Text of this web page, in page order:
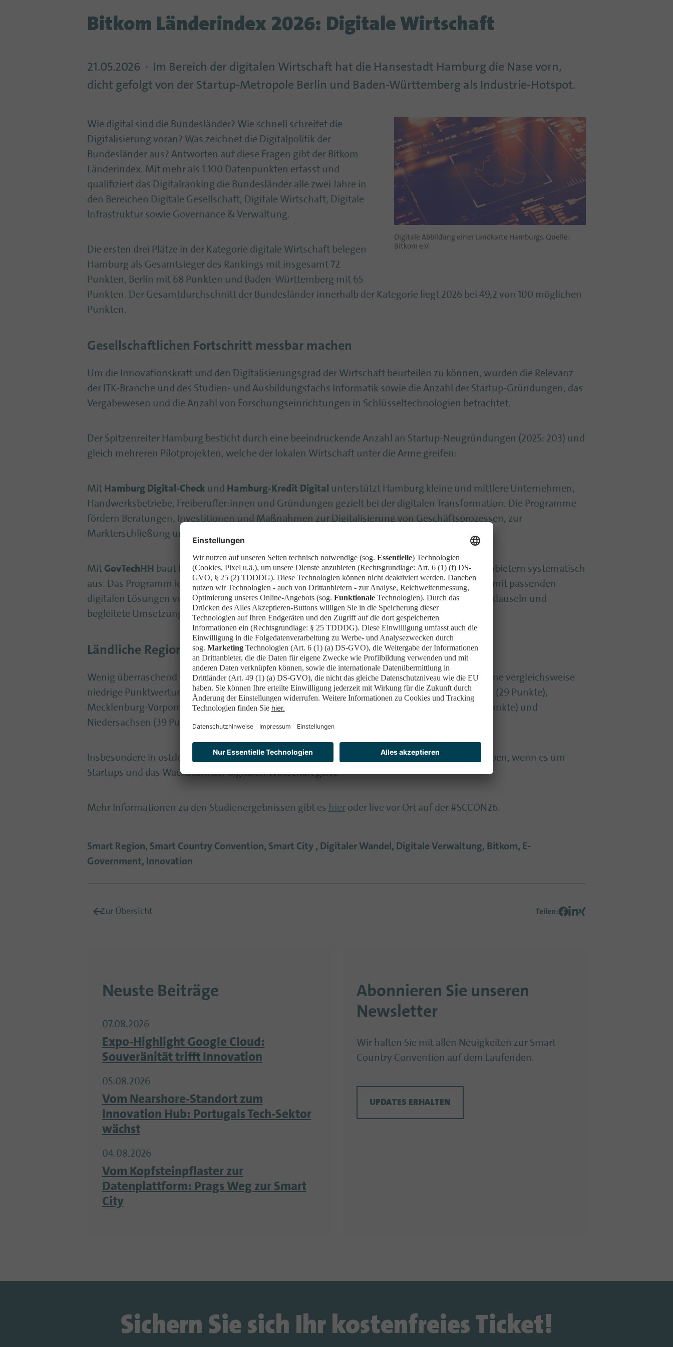
Bitkom Länderindex 2026: Digitale Wirtschaft
21.05.2026
Im Bereich der digitalen Wirtschaft hat die Hansestadt Hamburg die Nase vorn,
dicht gefolgt von der Startup-Metropole Berlin und Baden-Württemberg als Industrie-Hotspot.
Digitale Abbildung einer Landkarte Hamburgs. Quelle:
Bitkom e.V.
Wie digital sind die Bundesländer? Wie schnell schreitet die
Digitalisierung voran? Was zeichnet die Digitalpolitik der
Bundesländer aus? Antworten auf diese Fragen gibt der Bitkom
Länderindex. Mit mehr als 1.100 Datenpunkten erfasst und
qualifiziert das Digitalranking die Bundesländer alle zwei Jahre in
den Bereichen Digitale Gesellschaft, Digitale Wirtschaft, Digitale
Infrastruktur sowie Governance & Verwaltung.
Die ersten drei Plätze in der Kategorie digitale Wirtschaft belegen
Hamburg als Gesamtsieger des Rankings mit insgesamt 72
Punkten, Berlin mit 68 Punkten und Baden-Württemberg mit 65
Punkten. Der Gesamtdurchschnitt der Bundesländer innerhalb der Kategorie liegt 2026 bei 49,2 von 100 möglichen
Punkten.
Gesellschaftlichen Fortschritt messbar machen
Um die Innovationskraft und den Digitalisierungsgrad der Wirtschaft beurteilen zu können, wurden die Relevanz
der ITK-Branche und des Studien- und Ausbildungsfachs Informatik sowie die Anzahl der Startup-Gründungen, das
Vergabewesen und die Anzahl von Forschungseinrichtungen in Schlüsseltechnologien betrachtet.
Der Spitzenreiter Hamburg besticht durch eine beeindruckende Anzahl an Startup-Neugründungen (2025: 203) und
gleich mehreren Pilotprojekten, welche der lokalen Wirtschaft unter die Arme greifen:
Mit Hamburg Digital-Check und Hamburg-Kredit Digital unterstützt Hamburg kleine und mittlere Unternehmen,
Handwerksbetriebe, Freiberufler:innen und Gründungen gezielt bei der digitalen Transformation. Die Programme
fördern Beratungen, Investitionen und Maßnahmen zur Digitalisierung von Geschäftsprozessen, zur
Markterschließung und IT-Sicherheit.
Mit GovTechHH baut Hamburg die Zusammenarbeit zwischen Verwaltung und innovativen Anbietern systematisch
aus. Das Programm identifiziert konkrete Problemstellungen in der Verwaltung und bringt sie mit passenden
digitalen Lösungen von Start-ups und Unternehmen zusammen. Pilotprojekte, Experimentierklauseln und
begleitete Umsetzungsphasen erleichtern den Praxiseinsatz neuer Technologien.
Ländliche Regionen im Nachteil
Wenig überraschend weisen Bundesländer mit gering ausgeprägten städtischen Strukturen eine vergleichsweise
niedrige Punktwertung in der Kategorie digitale Wirtschaft auf. So liegen die Länder Thüringen (29 Punkte),
Mecklenburg-Vorpommern (30 Punkte), Sachsen-Anhalt (37 Punkte, Schleswig-Holstein (38 Punkte) und
Niedersachsen (39 Punkte) weit unter dem Gesamtdurchschnitt des Rankings.
Insbesondere in ostdeutschen Bundesländern scheint es demnach noch Luft nach oben zu geben, wenn es um
Startups und das Wachstum der digitalen Wirtschaft geht.
Mehr Informationen zu den Studienergebnissen gibt es hieroder live vor Ort auf der #SCCON26.
Smart Region, Smart Country Convention, Smart City , Digitaler Wandel, Digitale Verwaltung, Bitkom, E-
Government, Innovation
Zur Übersicht Teilen:
Neuste Beiträge
07.08.2026
Expo-Highlight Google Cloud:
Souveränität trifft Innovation
05.08.2026
Vom Nearshore-Standort zum
Innovation Hub: Portugals Tech-Sektor
wächst
04.08.2026
Vom Kopfsteinpflaster zur
Datenplattform: Prags Weg zur Smart
City
Abonnieren Sie unseren
Newsletter
Wir halten Sie mit allen Neuigkeiten zur Smart
Country Convention auf dem Laufenden.
UPDATES ERHALTEN
Sichern Sie sich Ihr kostenfreies Ticket!